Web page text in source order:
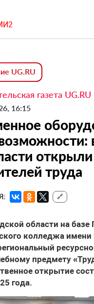
UG.RU
газета UG.RU
16:15
труда
🔗
области на базе
колледжа
предмету
открытие
года.